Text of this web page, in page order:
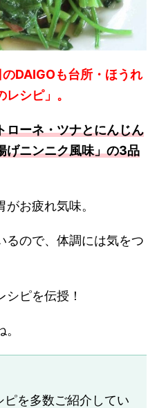
のDAIGOも台所・ほうれ
レシピ」 。
ローネ・ツナとにんじん
げニンニク風味」の3品
お疲れ気味。
るので、体調には気をつ
ピを伝授！
を多数ご紹介してい